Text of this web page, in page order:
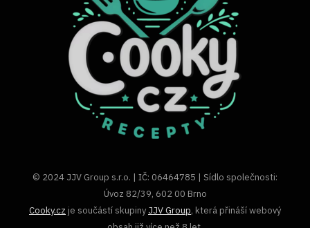
© 2024 JJV Group s.r.o. | IČ: 06464785 | Sídlo společnosti:
Úvoz 82/39, 602 00 Brno
Cooky.cz je součástí skupiny JJV Group, která přináší webový